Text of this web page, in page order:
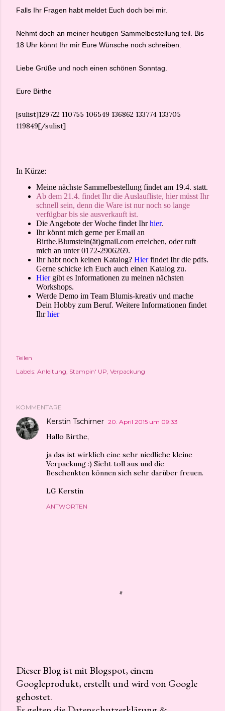
Falls Ihr Fragen habt meldet Euch doch bei mir.
Nehmt doch an meiner heutigen Sammelbestellung teil. Bis
18 Uhr könnt Ihr mir Eure Wünsche noch schreiben.
Liebe Grüße und noch einen schönen Sonntag.
Eure Birthe
[sulist]129722 110755 106549 136862 133774 133705
119849[/sulist]
In Kürze:
Meine nächste Sammelbestellung findet am 19.4. statt.
Ab dem 21.4. findet Ihr die Auslaufliste, hier müsst Ihr
schnell sein, denn die Ware ist nur noch so lange
verfügbar bis sie ausverkauft ist.
Die Angebote der Woche findet Ihr hier.
Ihr könnt mich gerne per Email an
Birthe.Blumstein(ät)gmail.com erreichen, oder ruft
mich an unter 0172-2906269.
Ihr habt noch keinen Katalog? Hierfindet Ihr die pdfs.
Gerne schicke ich Euch auch einen Katalog zu.
Hiergibt es Informationen zu meinen nächsten
Workshops.
Werde Demo im Team Blumis-kreativ und mache
Dein Hobby zum Beruf. Weitere Informationen findet
Ihrhier
Teilen
Labels: Anleitung Stampin' UP Verpackung
KOMMENTARE
Kerstin Tschirner 20. April 2015 um 09:33
Hallo Birthe,
ja das ist wirklich eine sehr niedliche kleine
Verpackung :) Sieht toll aus und die
Beschenkten können sich sehr darüber freuen.
LG Kerstin
ANTWORTEN
K
o
Dieser Blog ist mit Blogspot, einem
Googleprodukt, erstellt und wird von Google
gehostet.